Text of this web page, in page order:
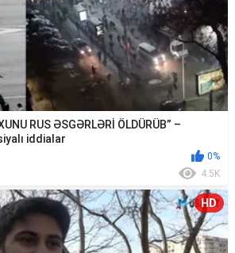
RUS ƏSGƏRLƏRİ ÖLDÜRÜB” –
iddialar
0%
4.5K
HD